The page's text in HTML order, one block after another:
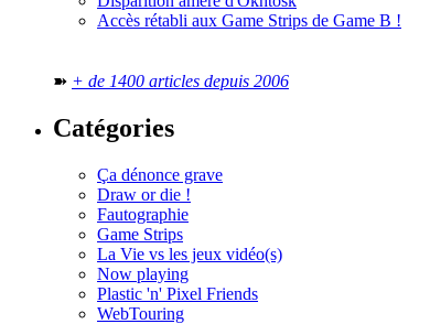
Accès rétabli aux Game Strips de Game B !
➽ + de 1400 articles depuis 2006
Catégories
Ça dénonce grave
Draw or die !
Fautographie
Game Strips
La Vie vs les jeux vidéo(s)
Now playing
Plastic 'n' Pixel Friends
WebTouring